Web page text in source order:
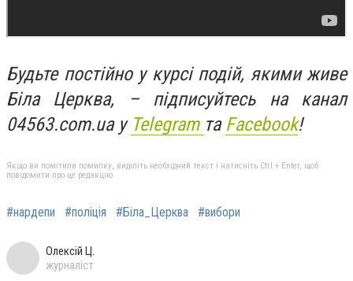
Будьте постійно у курсі подій, якими живе
Біла Церква, – підписуйтесь на канал
04563.com.ua у Telegram та Facebook!
Якщо ви помітили помилку, виділіть необхідний текст і натисніть Ctrl + Enter, щоб
повідомити про це редакцію
#нардепи #поліція #Біла_Церква #вибори
Олексій Ц.
журналіст